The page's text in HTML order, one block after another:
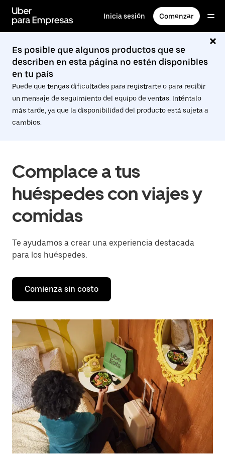
contenido
principal
Inicia sesión Comenzar
Es posible que algunos productos que se
describen en esta página no estén disponibles
en tu país
Puede que tengas dificultades para registrarte o para recibir
un mensaje de seguimiento del equipo de ventas. Inténtalo
más tarde, ya que la disponibilidad del producto está sujeta a
cambios.
Complace a tus
huéspedes con viajes y
comidas
Te ayudamos a crear una experiencia destacada
para los huéspedes.
Comienza sin costo